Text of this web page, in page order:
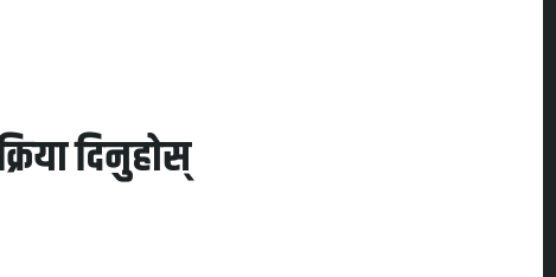
दिनुहोस्